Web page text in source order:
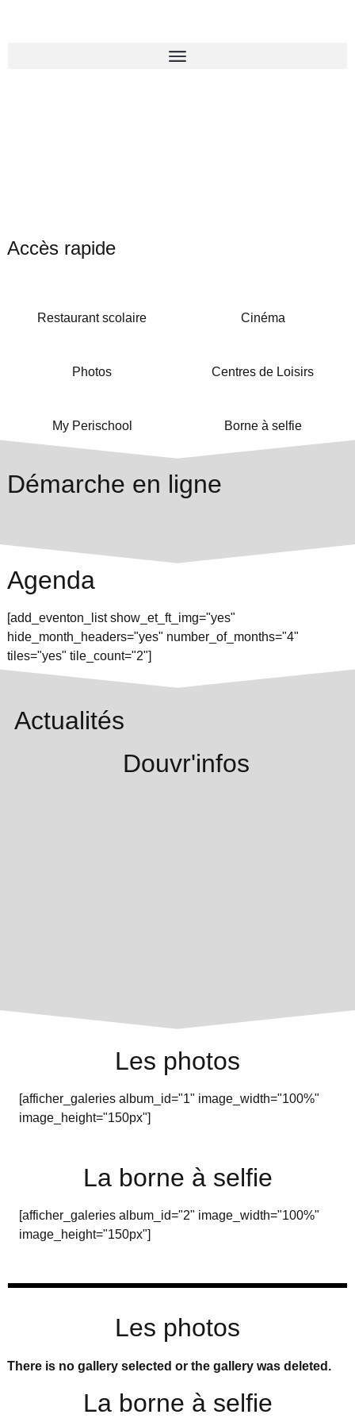
Accès rapide
Restaurant scolaire Cinéma
Photos Centres de Loisirs
My Perischool Borne à selfie
Démarche en ligne
Agenda
[add_eventon_list show_et_ft_img="yes"
hide_month_headers="yes" number_of_months="4"
tiles="yes" tile_count="2"]
Actualités
Douvr'infos
Les photos
[afficher_galeries album_id="1" image_width="100%"
image_height="150px"]
La borne à selfie
[afficher_galeries album_id="2" image_width="100%"
image_height="150px"]
Les photos
There is no gallery selected or the gallery was deleted.
La borne à selfie